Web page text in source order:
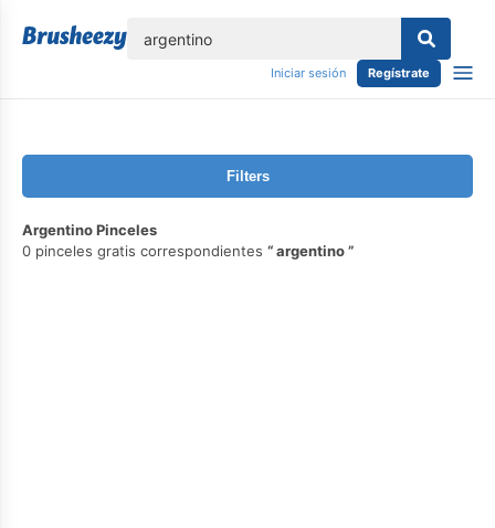
Iniciar sesión Regístrate
Filters
Argentino Pinceles
0 pinceles gratis correspondientes
argentino